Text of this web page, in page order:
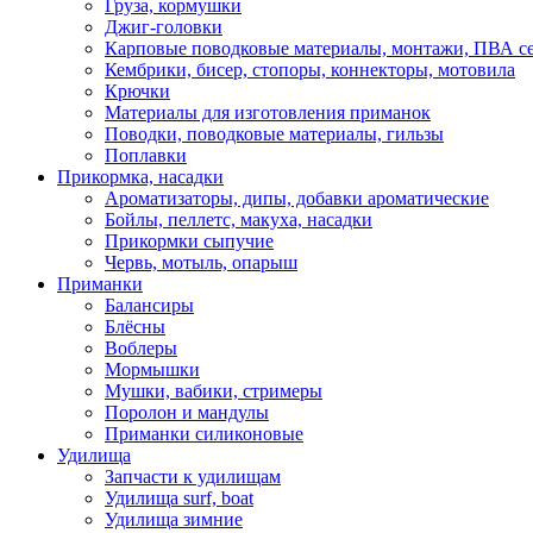
Груза, кормушки
Джиг-головки
Карповые поводковые материалы, монтажи, ПВА
Кембрики, бисер, стопоры, коннекторы, мотовила
Крючки
Материалы для изготовления приманок
Поводки, поводковые материалы, гильзы
Поплавки
Прикормка, насадки
Ароматизаторы, дипы, добавки ароматические
Бойлы, пеллетс, макуха, насадки
Прикормки сыпучие
Червь, мотыль, опарыш
Приманки
Балансиры
Блёсны
Воблеры
Мормышки
Мушки, вабики, стримеры
Поролон и мандулы
Приманки силиконовые
Удилища
Запчасти к удилищам
Удилища surf, boat
Удилища зимние